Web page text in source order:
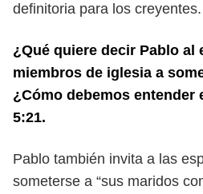
definitoria para los creyentes.
¿Qué quiere decir Pablo al
miembros de iglesia a so
¿Cómo debemos entender
5:21.
Pablo también invita a las
someterse a “sus maridos